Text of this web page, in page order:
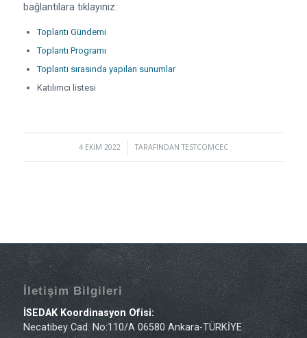
bağlantılara tıklayınız:
Toplantı Gündemi
Toplantı Programı
Toplantı sırasında yapılan sunumlar
Katılımcı listesi
4 EKIM 2022
/ TARAFINDANTESTCOMCEC
İletişim Bilgileri
İSEDAK Koordinasyon Ofisi:
Necatibey Cad. No:110/A 06580 Ankara-TÜRKİYE